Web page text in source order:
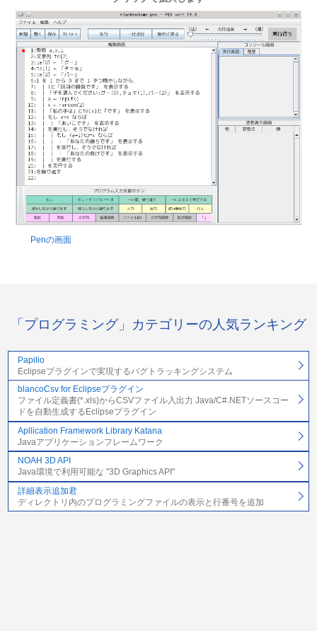
Penの画面
「プログラミング」カテゴリーの人気ランキング
Papilio
Eclipseプラグインで実現するバグトラッキングシステム
blancoCsv for Eclipseプラグイン
ファイル定義書(*.xls)からCSVファイル入出力 Java/C#.NETソースコー
ドを自動生成するEclipseプラグイン
Apllication Framework Library Katana
Javaアプリケーションフレームワーク
NOAH 3D API
Java環境で利用可能な "3D Graphics API"
詳細表示追加君
ディレクトリ内のプログラミングファイルの表示と行番号を追加